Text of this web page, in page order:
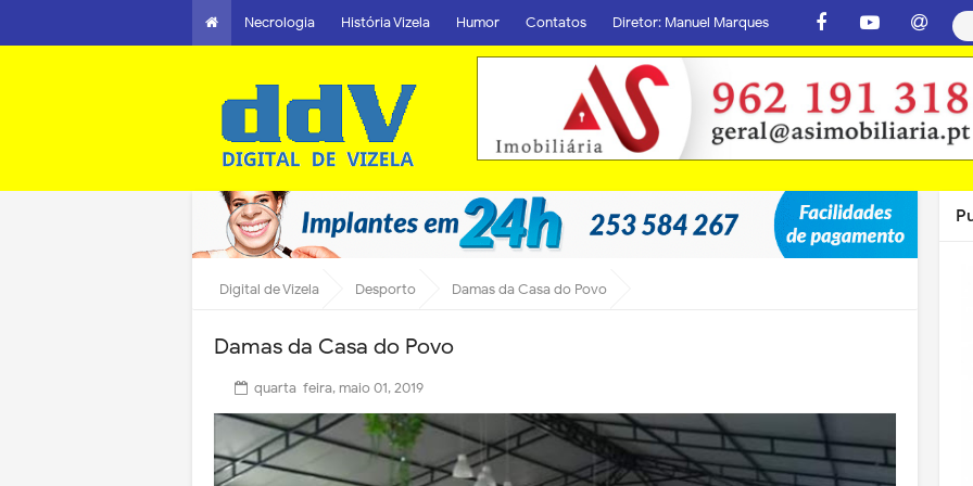
Necrologia História Vizela Humor Contatos Diretor: Manuel Marques
Digital de Vizela Desporto Damas da Casa do Povo
Damas da Casa do Povo
quarta-feira, maio 01, 2019